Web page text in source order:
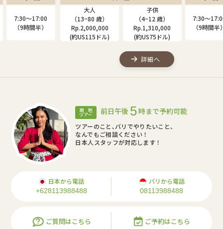
（13~80 歳）
Rp.2,000,000
(約US115ドル)
（4~12 歳）
Rp.1,310,000
(約US75ドル)
7:30〜17:00
（9時間半）
詳細へ
（
現 地
ツアー 前日午後 5時まで予約可能
ツアーのこと､バリでやりたいこと､
なんでもご相談ください！
日本人スタッフが対応します！
日本から電話
+628113988488
バリから電話
08113988488
ご質問はこちら ご予約はこちら